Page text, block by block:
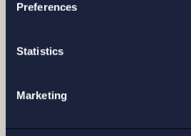
Preferences
Statistics
Marketing